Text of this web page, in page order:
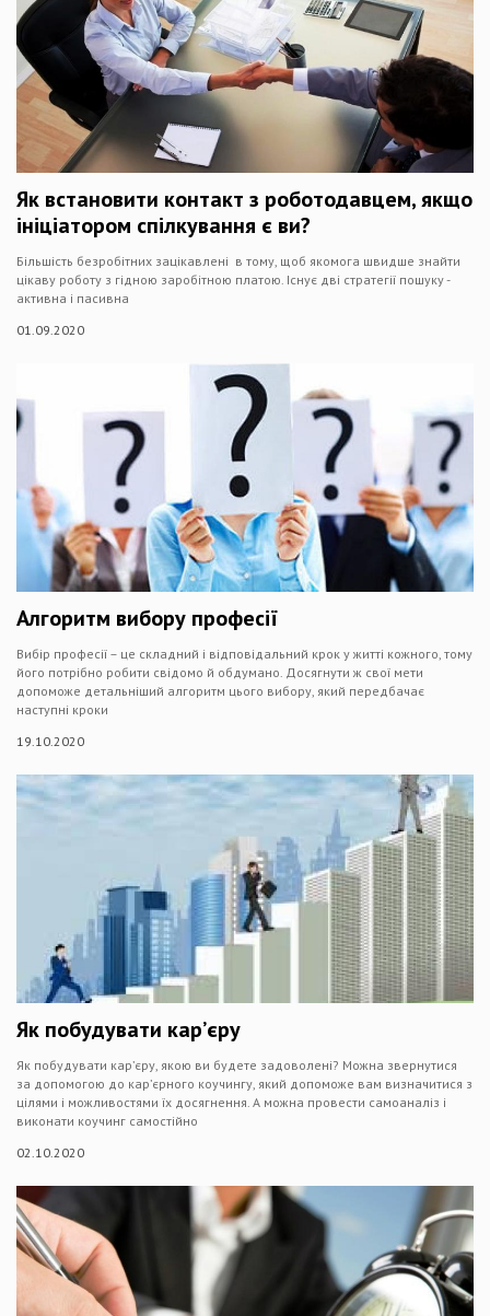
Як встановити контакт з роботодавцем, якщо
ініціатором спілкування є ви?
Більшість безробітних зацікавлені в тому, щоб якомога швидше знайти
цікаву роботу з гідною заробітною платою. Існує дві стратегії пошуку -
активна і пасивна
01.09.2020
Алгоритм вибору професії
Вибір професії – це складний і відповідальний крок у житті кожного, тому
його потрібно робити свідомо й обдумано. Досягнути ж свої мети
допоможе детальніший алгоритм цього вибору, який передбачає
наступні кроки
19.10.2020
Як побудувати кар’єру
Як побудувати кар’єру, якою ви будете задоволені? Можна звернутися
за допомогою до кар’єрного коучингу, який допоможе вам визначитися з
цілями і можливостями їх досягнення. А можна провести самоаналіз і
виконати коучинг самостійно
02.10.2020